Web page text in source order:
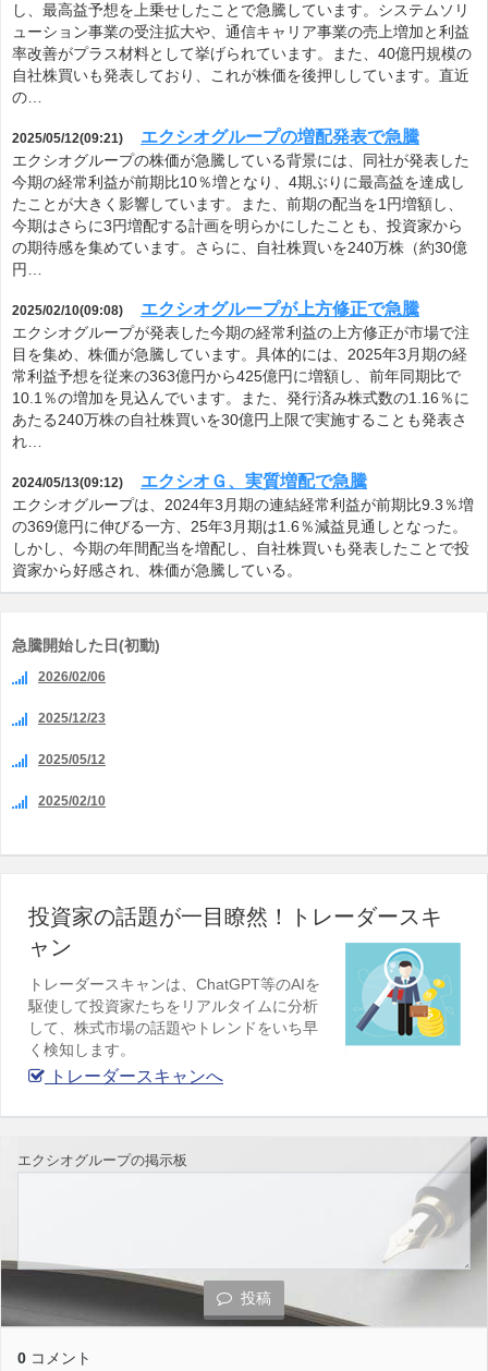
し、最高益予想を上乗せしたことで急騰しています。システムソリ
ューション事業の受注拡大や、通信キャリア事業の売上増加と利益
率改善がプラス材料として挙げられています。また、40億円規模の
自社株買いも発表しており、これが株価を後押ししています。直近
の…
2025/05/12(09:21) エクシオグループの増配発表で急騰
エクシオグループの株価が急騰している背景には、同社が発表した
今期の経常利益が前期比10％増となり、4期ぶりに最高益を達成し
たことが大きく影響しています。また、前期の配当を1円増額し、
今期はさらに3円増配する計画を明らかにしたことも、投資家から
の期待感を集めています。さらに、自社株買いを240万株（約30億
円…
2025/02/10(09:08) エクシオグループが上方修正で急騰
エクシオグループが発表した今期の経常利益の上方修正が市場で注
目を集め、株価が急騰しています。具体的には、2025年3月期の経
常利益予想を従来の363億円から425億円に増額し、前年同期比で
10.1％の増加を見込んでいます。また、発行済み株式数の1.16％に
あたる240万株の自社株買いを30億円上限で実施することも発表さ
れ…
2024/05/13(09:12) エクシオＧ、実質増配で急騰
エクシオグループは、2024年3月期の連結経常利益が前期比9.3％増
の369億円に伸びる一方、25年3月期は1.6％減益見通しとなった。
しかし、今期の年間配当を増配し、自社株買いも発表したことで投
資家から好感され、株価が急騰している。
急騰開始した日(初動)
2026/02/06
2025/12/23
2025/05/12
2025/02/10
投資家の話題が一目瞭然！トレーダースキ
ャン
トレーダースキャンは、ChatGPT等のAIを
駆使して投資家たちをリアルタイムに分析
して、株式市場の話題やトレンドをいち早
く検知します。
トレーダースキャンへ
エクシオグループの掲示板
投稿
0 コメント